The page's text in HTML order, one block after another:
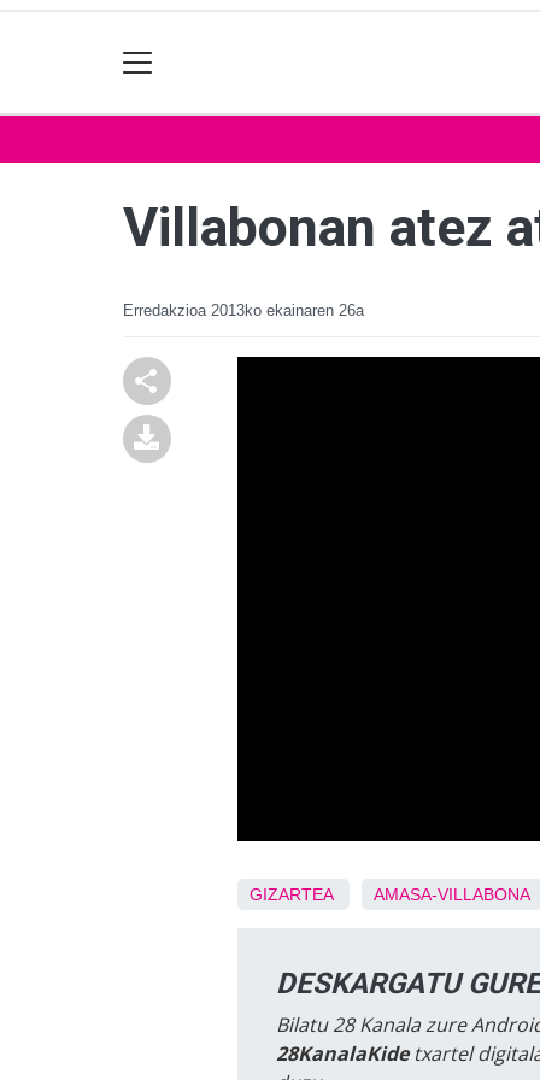
Villabonan atez
Erredakzioa 2013ko ekainaren 26a
GIZARTEA AMASA-VILLABONA
DESKARGATU
Bilatu 28 Kanala zure
28KanalaKidetxartel